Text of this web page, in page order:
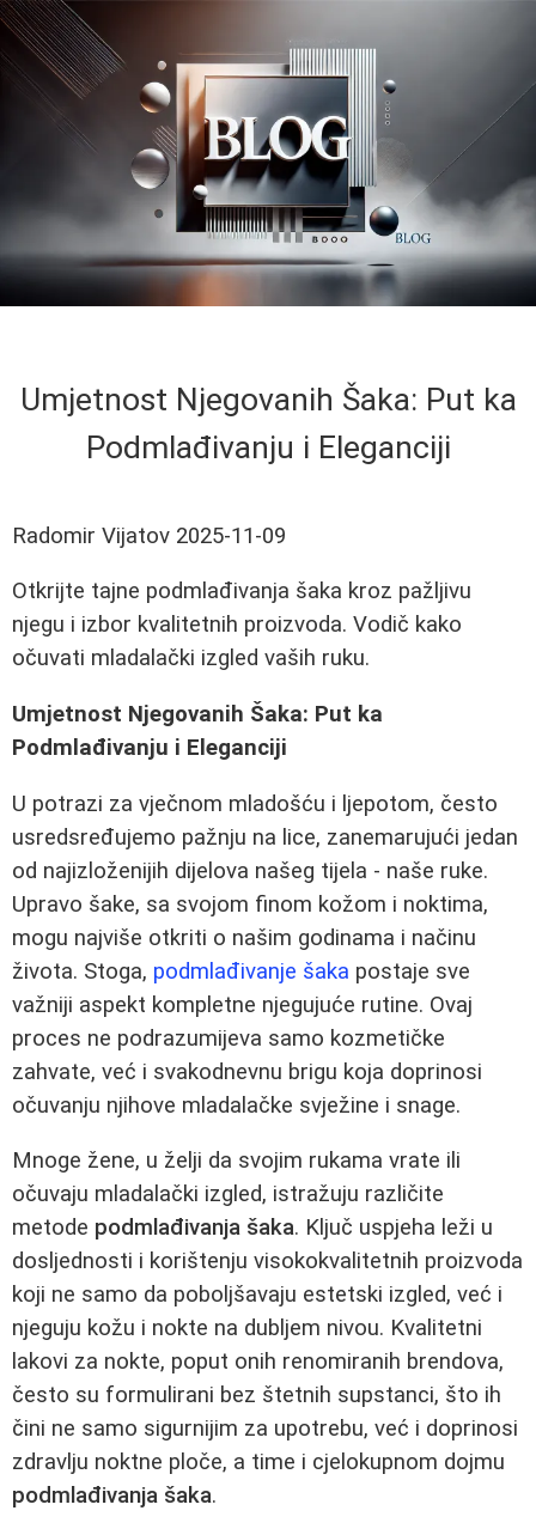
Umjetnost Njegovanih Šaka: Put ka
Podmlađivanju i Eleganciji
Radomir Vijatov 2025-11-09
Otkrijte tajne podmlađivanja šaka kroz pažljivu
njegu i izbor kvalitetnih proizvoda. Vodič kako
očuvati mladalački izgled vaših ruku.
Umjetnost Njegovanih Šaka: Put ka
Podmlađivanju i Eleganciji
U potrazi za vječnom mladošću i ljepotom, često
usredsređujemo pažnju na lice, zanemarujući jedan
od najizloženijih dijelova našeg tijela - naše ruke.
Upravo šake, sa svojom finom kožom i noktima,
mogu najviše otkriti o našim godinama i načinu
života. Stoga, podmlađivanje šaka postaje sve
važniji aspekt kompletne njegujuće rutine. Ovaj
proces ne podrazumijeva samo kozmetičke
zahvate, već i svakodnevnu brigu koja doprinosi
očuvanju njihove mladalačke svježine i snage.
Mnoge žene, u želji da svojim rukama vrate ili
očuvaju mladalački izgled, istražuju različite
metode podmlađivanja šaka. Ključ uspjeha leži u
dosljednosti i korištenju visokokvalitetnih proizvoda
koji ne samo da poboljšavaju estetski izgled, već i
njeguju kožu i nokte na dubljem nivou. Kvalitetni
lakovi za nokte, poput onih renomiranih brendova,
često su formulirani bez štetnih supstanci, što ih
čini ne samo sigurnijim za upotrebu, već i doprinosi
zdravlju noktne ploče, a time i cjelokupnom dojmu
podmlađivanja šaka.